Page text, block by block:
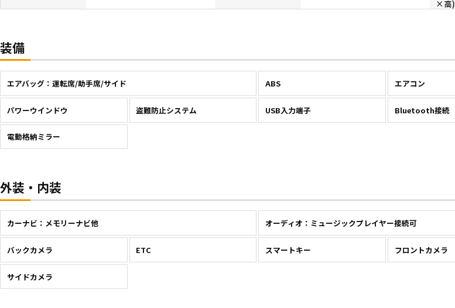
×高)
装備
エアバッグ：運転席/助手席/サイド ABS エアコン
パワーウインドウ 盗難防止システム USB入力端子 Bluetooth接続
電動格納ミラー
外装・内装
カーナビ：メモリーナビ他 オーディオ：ミュージックプレイヤー接続可
バックカメラ ETC スマートキー フロントカメラ
サイドカメラ